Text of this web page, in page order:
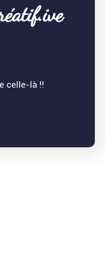
celle-là !!